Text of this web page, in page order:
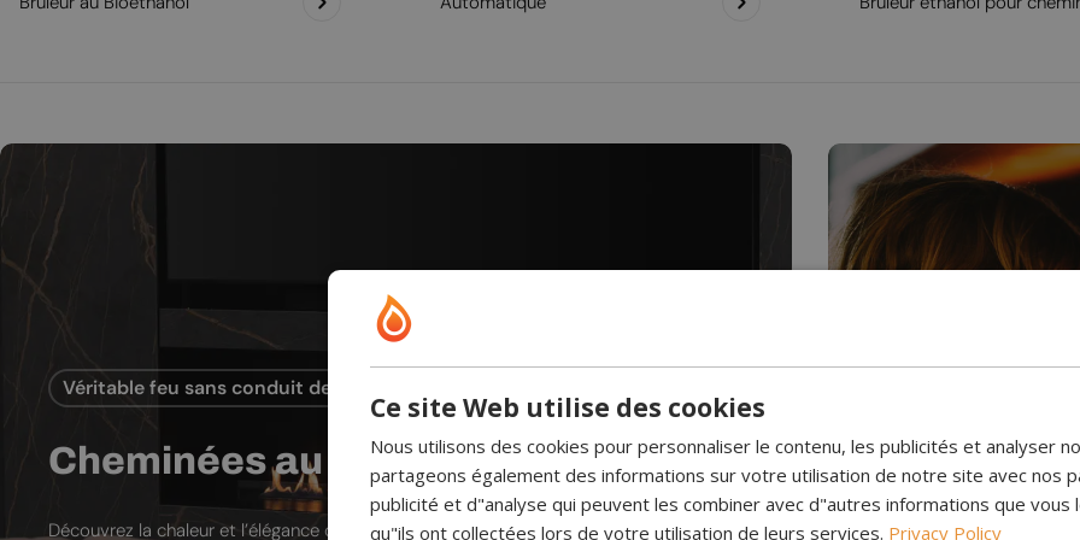
Véritable feu sans conduit de cheminée
Cheminées au bioéthanol
Découvrez la chaleur et l’élégance des cheminées au bioéthanol. Elles brûlent
Cheminée
Les cheminées à vapeur
Ce site Web utilise des cookies
Nous utilisons des cookies pour personnaliser le contenu, les publicités et analyser
partageons également des informations sur votre utilisation de notre site avec nos
publicité et d"analyse qui peuvent les combiner avec d"autres informations que vous
qu"ils ont collectées lors de votre utilisation de leurs services. Privacy Policy